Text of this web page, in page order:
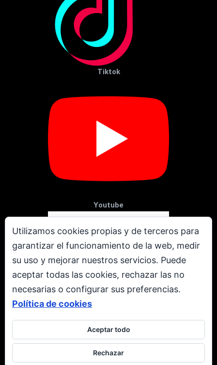
Utilizamos cookies propias y de terceros para
garantizar el funcionamiento de la web, medir
su uso y mejorar nuestros servicios. Puede
aceptar todas las cookies, rechazar las no
necesarias o configurar sus preferencias.
Política de cookies
Aceptar todo
Rechazar
Tiktok
Youtube
X